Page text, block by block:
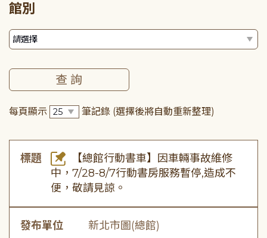
館別
每頁顯示 筆記錄 (選擇後將自動重新整理)
標題
【總館行動書車】因車輛事故維修
中，7/28-8/7行動書房服務暫停,造成不
便，敬請見諒。
發布單位 新北市圖(總館)